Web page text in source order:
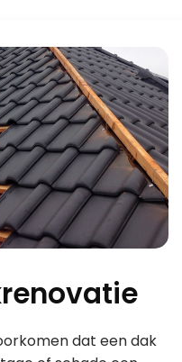
dat een dak